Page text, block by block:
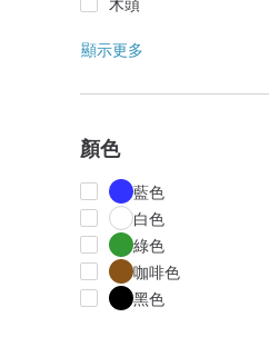
顯示更多
顏色
藍色
白色
綠色
咖啡色
黑色